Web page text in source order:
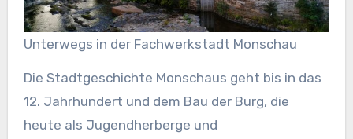
Unterwegs in der Fachwerkstadt Monschau
Die Stadtgeschichte Monschaus geht bis in das
12. Jahrhundert und dem Bau der Burg, die
heute als Jugendherberge und